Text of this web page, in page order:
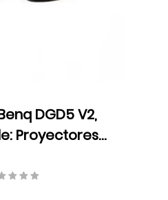
DGD5 V2,
Proyectores
5J.J9H25.002